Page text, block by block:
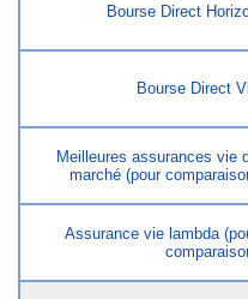
Bourse Direct
Bourse Direct
Meilleures assurances vie
marché (pour
Assurance vie lambda